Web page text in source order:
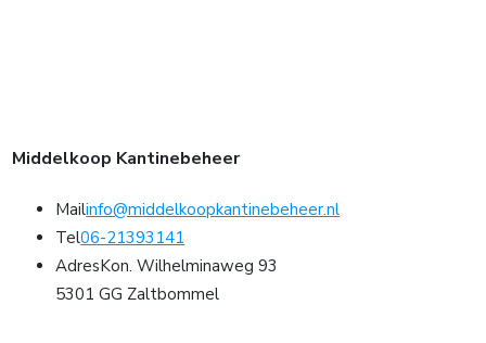
Middelkoop Kantinebeheer
Mailinfo@middelkoopkantinebeheer.nl
Tel06-21393141
AdresKon. Wilhelminaweg 93
5301 GG Zaltbommel